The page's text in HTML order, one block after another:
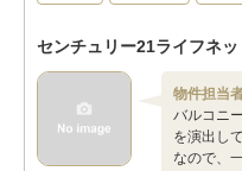
センチュリー21ライフネッ
物件担当
バルコニ
を演出し
なので、